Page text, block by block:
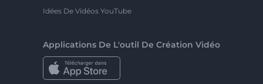
Idées De Vidéos YouTube
Applications De L'outil De Création Vidéo